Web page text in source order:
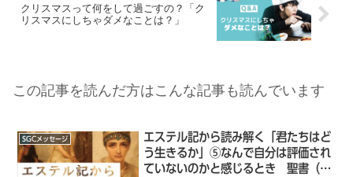
クリスマスって何をして過ごすの？「ク
リスマスにしちゃダメなことは？」
この記事を読んだ方はこんな記事も読んでいます
SGCメッセージ
エステル記から読み解く「君たちはど
う生きるか」⑤なんで自分は評価され
ていないのかと感じるとき 聖書（エ